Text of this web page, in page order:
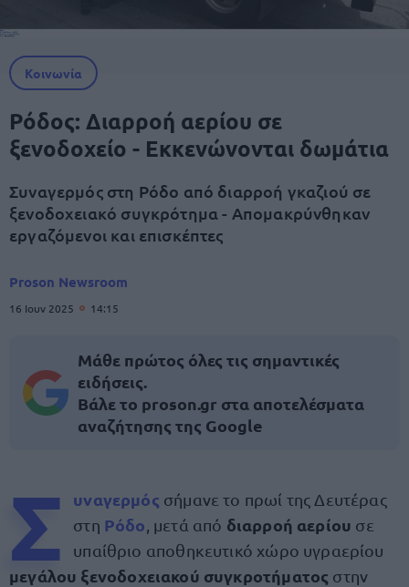
Κοινωνία
Ρόδος: Διαρροή αερίου σε
ξενοδοχείο - Εκκενώνονται δωμάτια
Συναγερμός στη Ρόδο από διαρροή γκαζιού σε
ξενοδοχειακό συγκρότημα - Απομακρύνθηκαν
εργαζόμενοι και επισκέπτες
Proson Newsroom
16 Ιουν 2025 14:15
Μάθε πρώτος όλες τις σημαντικές
ειδήσεις.
Βάλε το proson.gr στα αποτελέσματα
αναζήτησης της Google
Σ υναγερμός σήμανε το πρωί της Δευτέρας
στη Ρόδο , μετά από διαρροή αερίου σε
υπαίθριο αποθηκευτικό χώρο υγραερίου
μεγάλου ξενοδοχειακού συγκροτήματος στην